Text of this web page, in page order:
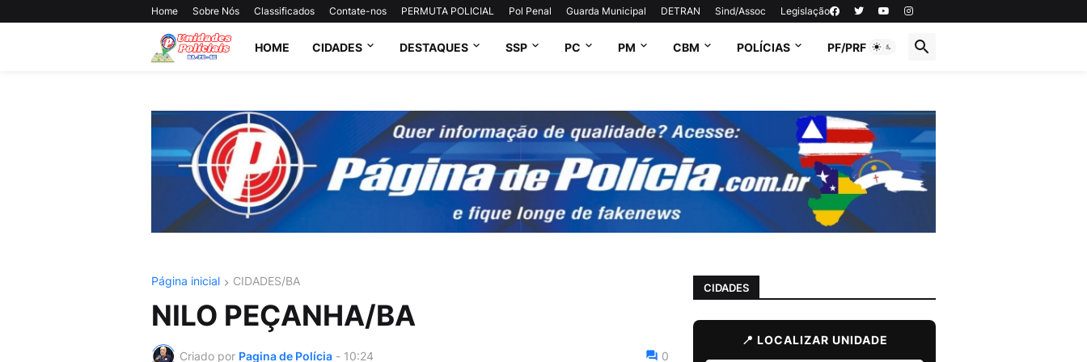
Home Sobre Nós Classificados Contate-nos PERMUTA POLICIAL Pol Penal Guarda Municipal DETRAN Sind/Assoc Legislação
HOME CIDADES DESTAQUES SSP PC PM CBM POLÍCIAS PF/PRF
Página inicial CIDADES/BA
NILO PEÇANHA/BA
Criado por Pagina de Polícia - 10:24 0
CIDADES
📍 LOCALIZAR UNIDADE